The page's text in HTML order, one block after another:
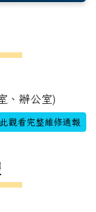
、辦公室)
觀看完整維修通報